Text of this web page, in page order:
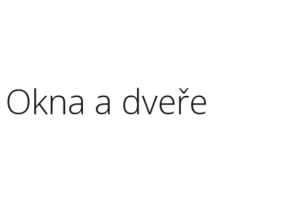
Okna a dveře